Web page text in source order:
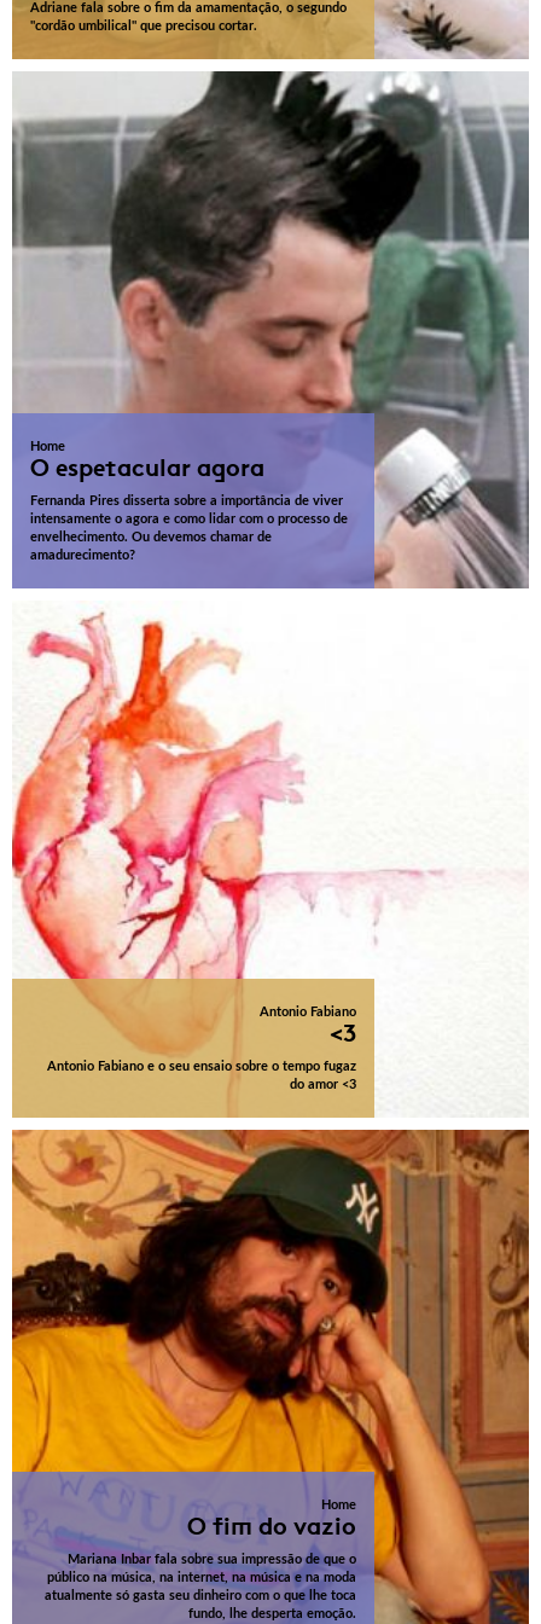
Adriane fala sobre o fim da amamentação, o segundo
"cordão umbilical" que precisou cortar.
Home
O espetacular agora
Fernanda Pires disserta sobre a importância de viver
intensamente o agora e como lidar com o processo de
envelhecimento. Ou devemos chamar de
amadurecimento?
Antonio Fabiano
<3
Antonio Fabiano e o seu ensaio sobre o tempo fugaz
do amor <3
Home
O fim do vazio
Mariana Inbar fala sobre sua impressão de que o
público na música, na internet, na música e na moda
atualmente só gasta seu dinheiro com o que lhe toca
fundo, lhe desperta emoção.